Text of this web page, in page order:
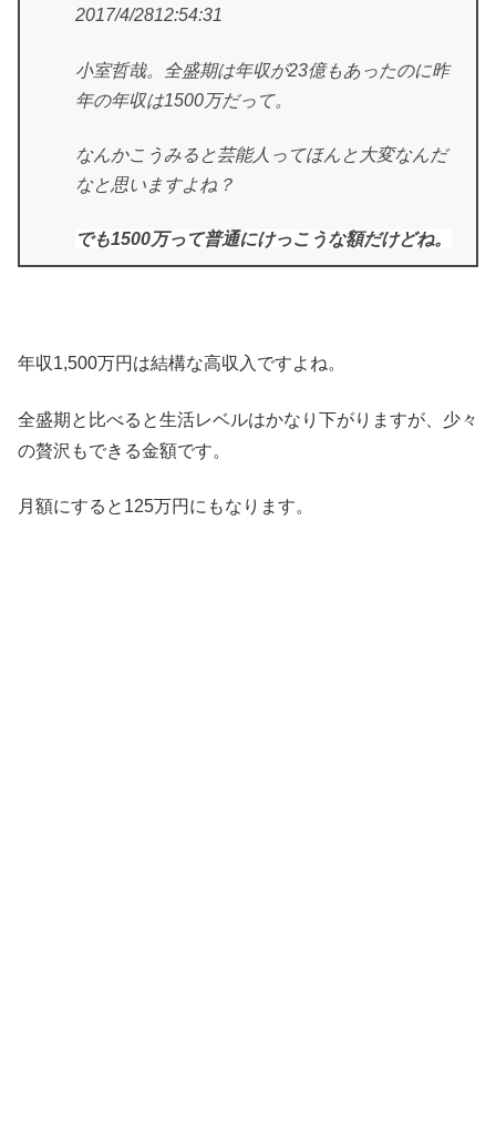
2017/4/2812:54:31
小室哲哉。全盛期は年収が23億もあったのに昨
年の年収は1500万だって。
なんかこうみると芸能人ってほんと大変なんだ
なと思いますよね？
でも1500万って普通にけっこうな額だけどね。
年収1,500万円は結構な高収入ですよね。
全盛期と比べると生活レベルはかなり下がりますが、少々
の贅沢もできる金額です。
月額にすると125万円にもなります。